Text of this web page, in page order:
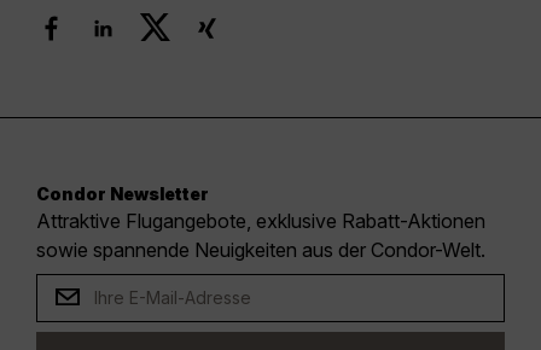
Condor Newsletter
Attraktive Flugangebote, exklusive Rabatt-Aktionen
sowie spannende Neuigkeiten aus der Condor-Welt.